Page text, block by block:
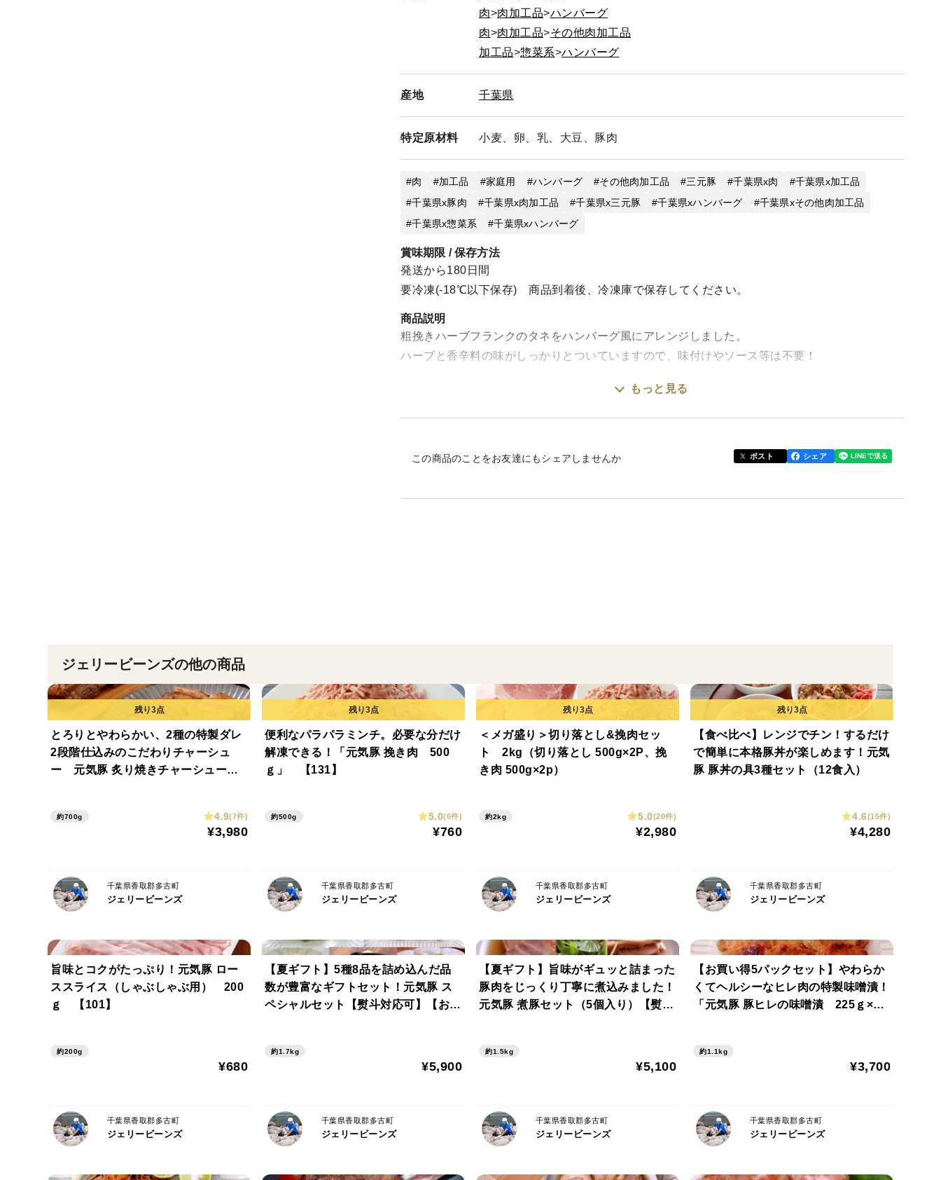
肉
肉加工品
ハンバーグ
肉
肉加工品
その他肉加工品
加工品
惣菜系 ハンバーグ
産地 千葉県
特定原材料 小麦、卵、乳、大豆、豚肉
肉 加工品 家庭用 ハンバーグ その他肉加工品 三元豚 千葉県x肉
千葉県x加工品
千葉県x豚肉
千葉県x肉加工品 千葉県x三元豚 千葉県xハンバーグ
千葉県xその他肉加工品
千葉県x惣菜系
千葉県xハンバーグ
賞味期限 / 保存方法
発送から180日間
要冷凍(-18℃以下保存) 商品到着後、冷凍庫で保存してください。
商品説明
粗挽きハーブフランクのタネをハンバーグ風にアレンジしました。
ハーブと香辛料の味がしっかりとついていますので、味付けやソース等は不要！
電子レンジ・もしくは湯煎であたためるだけで簡単にお召し上がりいただけます！
食塩相当量：0.9g
【賞味期限】
製造日より180日（別途商品ラベルに記載）
要冷凍(-18℃以下保存)
ヤマト運輸クール便（冷凍）
【熨斗・包装】
シール熨斗対応可、ラッピング等の包装はできません
※解凍後はお早めにお召し上がりください。
もっと見る
この商品のことをお友達にもシェアしませんか ポスト シェア
ジェリービーンズの他の商品
とろりとやわらかい、2種の特製ダレ
2段階仕込みのこだわりチャーシュ
ー 元気豚 炙り焼きチャーシュー
約700g 4.9(7件)
¥3,980
千葉県香取郡多古町
ジェリービーンズ
便利なパラパラミンチ。必要な分だけ
解凍できる！「元気豚 挽き肉 500
ｇ」 【131】
約500g 5.0(6件)
¥760
千葉県香取郡多古町
ジェリービーンズ
＜メガ盛り＞切り落とし&挽肉セッ
ト 2kg（切り落とし 500g×2P、挽
き肉 500g×2p）
約2kg 5.0(20件)
¥2,980
千葉県香取郡多古町
ジェリービーンズ
【食べ比べ】レンジでチン！するだけ
で簡単に本格豚丼が楽しめます！元気
豚 豚丼の具3種セット（12食入）
4.6(15件)
¥4,280
千葉県香取郡多古町
ジェリービーンズ
旨味とコクがたっぷり！元気豚 ロー
ススライス（しゃぶしゃぶ用） 200
ｇ 【101】
約200g
¥680
千葉県香取郡多古町
ジェリービーンズ
【夏ギフト】5種8品を詰め込んだ品
数が豊富なギフトセット！元気豚 ス
ペシャルセット【熨斗対応可】【お中
約1.7kg
¥5,900
千葉県香取郡多古町
ジェリービーンズ
【夏ギフト】旨味がギュッと詰まった
豚肉をじっくり丁寧に煮込みました！
元気豚 煮豚セット（5個入り）【熨斗
約1.5kg
¥5,100
千葉県香取郡多古町
ジェリービーンズ
【お買い得5パックセット】やわらか
くてヘルシーなヒレ肉の特製味噌漬！
「元気豚 豚ヒレの味噌漬 225ｇ×5
約1.1kg
¥3,700
千葉県香取郡多古町
ジェリービーンズ